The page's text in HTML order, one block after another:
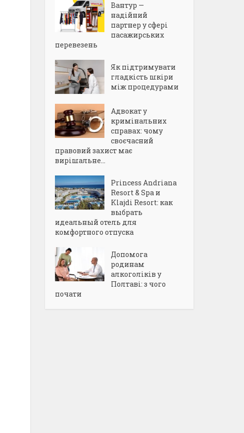
Вантур —
надійний
партнер у сфері
пасажирських
перевезень
Як підтримувати
гладкість шкіри
між процедурами
Адвокат у
кримінальних
справах: чому
своєчасний
правовий захист має
вирішальне...
Princess Andriana
Resort & Spa и
Klajdi Resort: как
выбрать
идеальный отель для
комфортного отпуска
Допомога
родинам
алкоголіків у
Полтаві: з чого
почати